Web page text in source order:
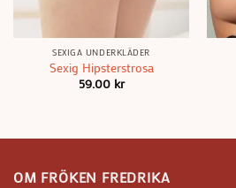
SEXIGA UNDERKLÄDER
Sexig Hipsterstrosa
59.00 kr
OM FRÖKEN FREDRIKA